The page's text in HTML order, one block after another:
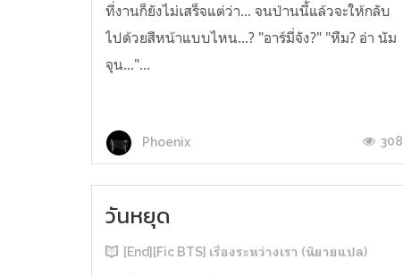
ที่งานก็ยังไม่เสร็จแต่ว่า... จนป่านนี้แล้วจะให้กลับ
ไปด้วยสีหน้าแบบไหน...? "อาร์มี่จัง?" "หืม? อ่า นัม
จุน..."...
Phoenix 308
วันหยุด
[End][Fic BTS] เรื่องระหว่างเรา (นิยายแปล)